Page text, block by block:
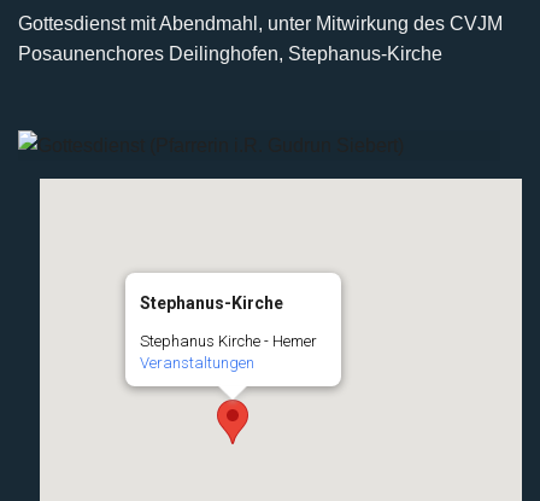
Gottesdienst mit Abendmahl, unter Mitwirkung des CVJM
Posaunenchores Deilinghofen, Stephanus-Kirche
Stephanus-Kirche
Stephanus Kirche - Hemer
Veranstaltungen